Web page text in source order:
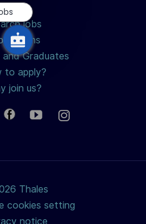
jobs
Graduates
to apply?
join us?
Thales
cookies setting
notice